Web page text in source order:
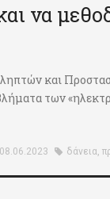
να
και
των
08.06.2023 δάνεια,